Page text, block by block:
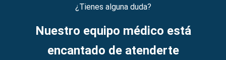
¿Tienes alguna duda?
Nuestro equipo médico está
encantado de atenderte